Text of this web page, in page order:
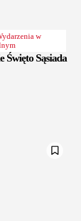
w
Święto Sąsiada